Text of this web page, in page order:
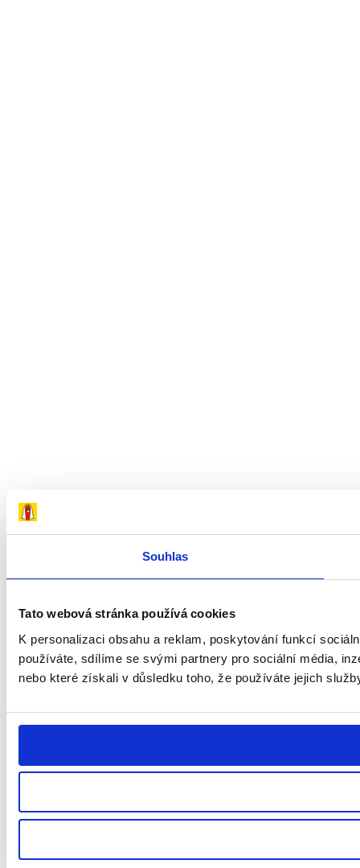
Souhlas
Tato webová stránka používá cookies
K personalizaci obsahu a reklam, poskytování funkcí
používáte, sdílíme se svými partnery pro sociální média,
nebo které získali v důsledku toho, že používáte jejich